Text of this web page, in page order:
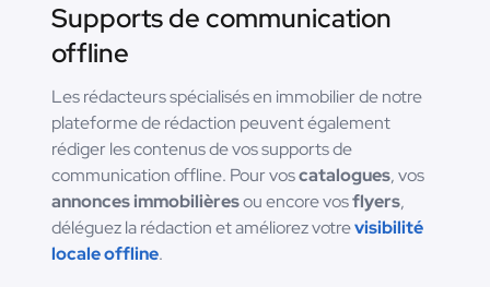
Supports de communication
offline
Les rédacteurs spécialisés en immobilier de notre
plateforme de rédaction peuvent également
rédiger les contenus de vos supports de
communication offline. Pour voscatalogues, vos
annonces immobilièresou encore vosflyers,
déléguez la rédaction et améliorez votrevisibilité
locale offline.